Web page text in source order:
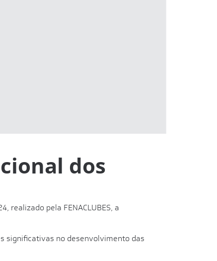
dos
realizado pela FENACLUBES, a
significativas no desenvolvimento das